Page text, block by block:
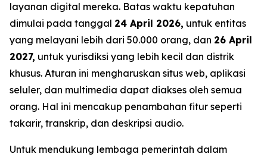
layanan digital mereka. Batas waktu kepatuhan
dimulai pada tanggal 24 April 2026, untuk entitas
yang melayani lebih dari 50.000 orang, dan 26 April
2027, untuk yurisdiksi yang lebih kecil dan distrik
khusus. Aturan ini mengharuskan situs web, aplikasi
seluler, dan multimedia dapat diakses oleh semua
orang. Hal ini mencakup penambahan fitur seperti
takarir, transkrip, dan deskripsi audio.
Untuk mendukung lembaga pemerintah dalam